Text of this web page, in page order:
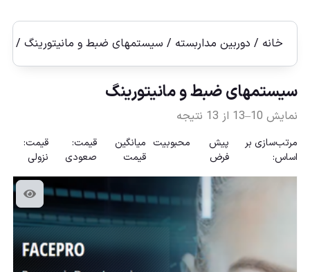
خانه / دوربین مداربسته / سيستمهای ضبط و مانيتورينگ/
سيستمهای ضبط و مانيتورينگ
نمایش 10–13 از 13 نتیجه
مرتب‌سازی بر
اساس:
پیش
فرض
محبوبیت میانگین
قیمت
قیمت:
صعودی
قیمت:
نزولی